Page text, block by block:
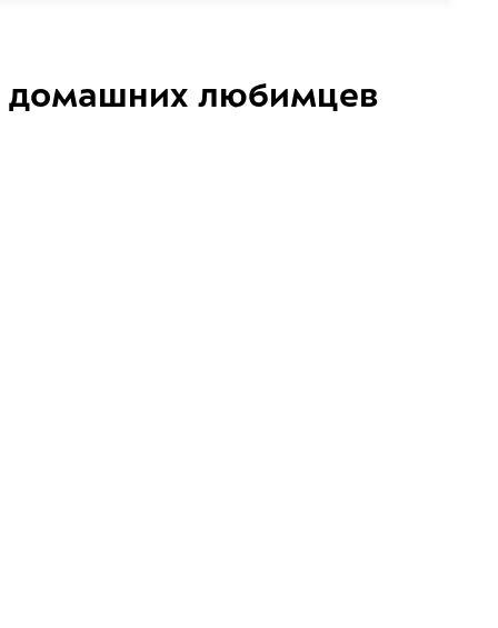
домашних любимцев